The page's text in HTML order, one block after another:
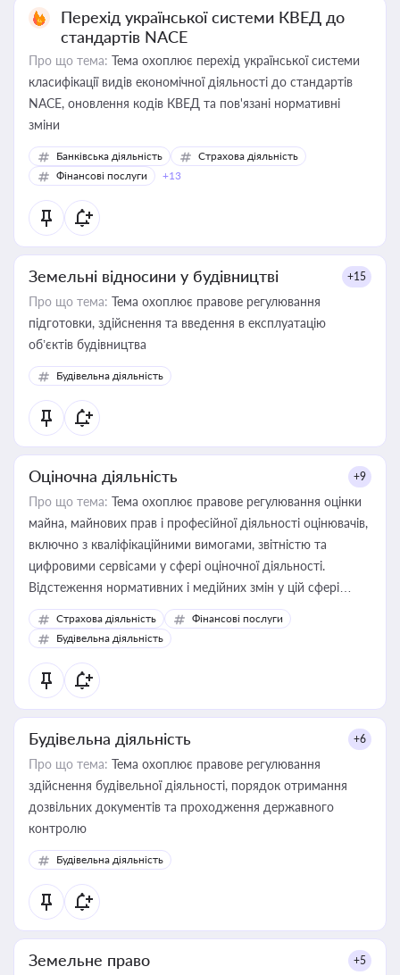
Перехід української системи КВЕД до
стандартів NACE
Про що тема: Тема охоплює перехід української системи
класифікації видів економічної діяльності до стандартів
NACE, оновлення кодів КВЕД та пов'язані нормативні
зміни
Банківська діяльність
Страхова діяльність
Фінансові послуги
+13
Земельні відносини у будівництві +15
Про що тема: Тема охоплює правове регулювання
підготовки, здійснення та введення в експлуатацію
об’єктів будівництва
Будівельна діяльність
Оціночна діяльність +9
Про що тема: Тема охоплює правове регулювання оцінки
майна, майнових прав і професійної діяльності оцінювачів,
включно з кваліфікаційними вимогами, звітністю та
цифровими сервісами у сфері оціночної діяльності.
Відстеження нормативних і медійних змін у цій сфері
корисне для власника бізнесу, керівника, юриста або
бухгалтера під час оподаткування, приватизації, оренди
державного майна, корпоративних угод і перевірки
статусу суб'єктів оціночної діяльності
Страхова діяльність
Фінансові послуги
Будівельна діяльність
Будівельна діяльність +6
Про що тема: Тема охоплює правове регулювання
здійснення будівельної діяльності, порядок отримання
дозвільних документів та проходження державного
контролю
Будівельна діяльність
Земельне право +5